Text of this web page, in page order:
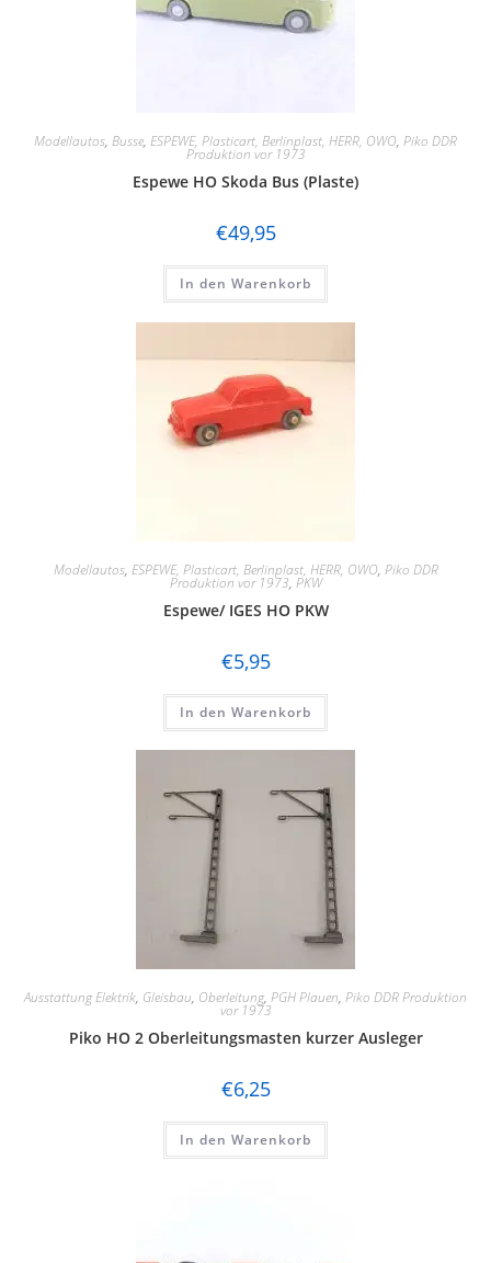
Modellautos, Busse, ESPEWE, Plasticart, Berlinplast, HERR, OWO, Piko DDR
Produktion vor 1973
Espewe HO Skoda Bus (Plaste)
€49,95
In den Warenkorb
Modellautos, ESPEWE, Plasticart, Berlinplast, HERR, OWO, Piko DDR
Produktion vor 1973, PKW
Espewe/ IGES HO PKW
€5,95
In den Warenkorb
Ausstattung Elektrik, Gleisbau, Oberleitung, PGH Plauen, Piko DDR Produktion
vor 1973
Piko HO 2 Oberleitungsmasten kurzer Ausleger
€6,25
In den Warenkorb